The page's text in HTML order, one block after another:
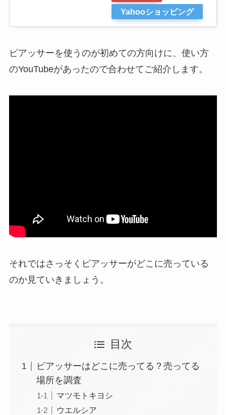
Yahooショッピング
ピアッサーを使うのが初めての方向けに、使い方
のYouTubeがあったので合わせてご紹介します。
それではさっそくピアッサーがどこに売っている
のか見ていきましょう。
目次
ピアッサーはどこに売ってる？売ってる
場所を調査
マツモトキヨシ
ウエルシア